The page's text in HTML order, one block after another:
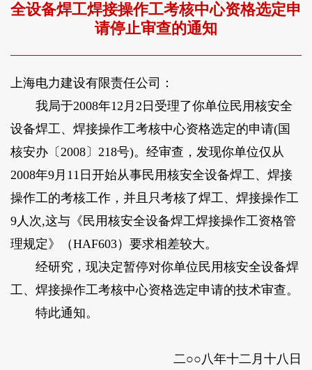
全设备焊工焊接操作工考核中心资格选定申
请停止审查的通知
上海电力建设有限责任公司：
我局于2008年12月2日受理了你单位民用核安全
设备焊工、焊接操作工考核中心资格选定的申请(国
核安办〔2008〕218号)。经审查，发现你单位仅从
2008年9月11日开始从事民用核安全设备焊工、焊接
操作工的考核工作，并且只考核了焊工、焊接操作工
9人次,这与《民用核安全设备焊工焊接操作工资格管
理规定》（HAF603）要求相差较大。
经研究，现决定暂停对你单位民用核安全设备焊
工、焊接操作工考核中心资格选定申请的技术审查。
特此通知。
二○○八年十二月十八日